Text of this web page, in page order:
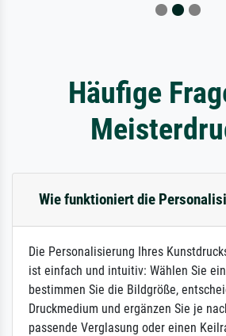
Häufige
Wie funktioniert die
Die Personalisierung Ihres
ist einfach und intuitiv: Wählen Sie
bestimmen Sie die Bildgröße,
Druckmedium und ergänzen Sie je
passende Verglasung oder einen